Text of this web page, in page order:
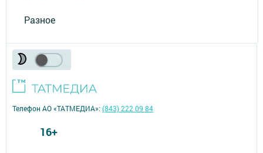
Разное
Телефон АО «ТАТМЕДИА»:(843) 222 09 84
16+